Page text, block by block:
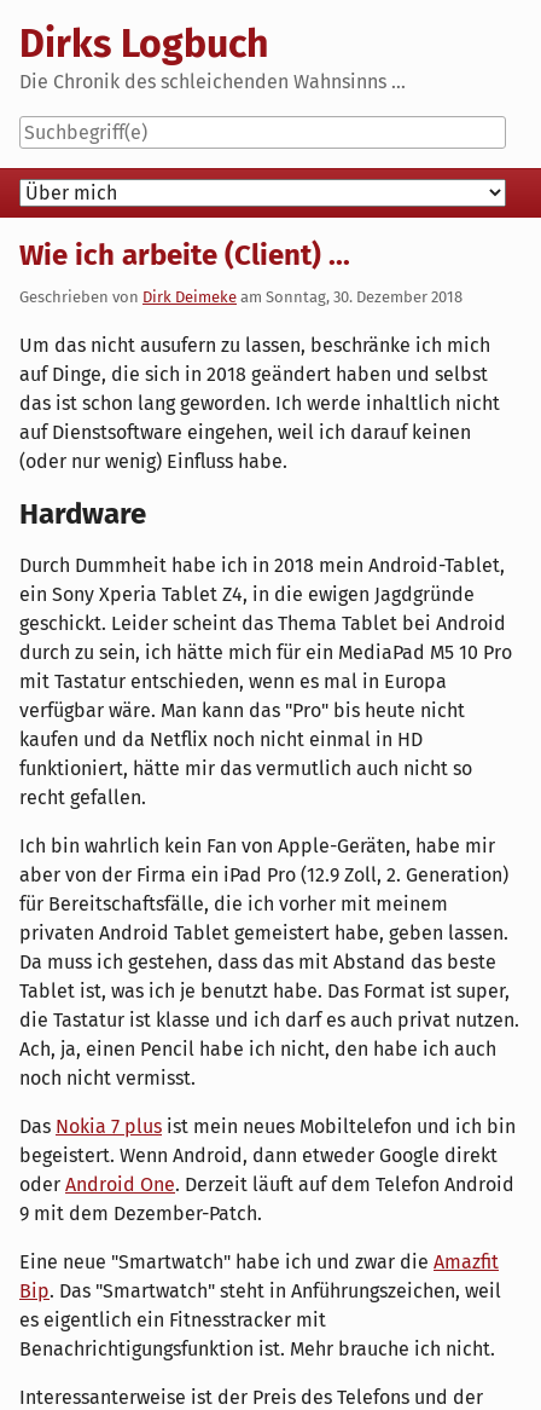
content
Dirks Logbuch
Die Chronik des schleichenden Wahnsinns ...
Navigation
Wie ich arbeite (Client) ...
Geschrieben von Dirk Deimeke am Sonntag, 30. Dezember 2018
Um das nicht ausufern zu lassen, beschränke ich mich
auf Dinge, die sich in 2018 geändert haben und selbst
das ist schon lang geworden. Ich werde inhaltlich nicht
auf Dienstsoftware eingehen, weil ich darauf keinen
(oder nur wenig) Einfluss habe.
Hardware
Durch Dummheit habe ich in 2018 mein Android-Tablet,
ein Sony Xperia Tablet Z4, in die ewigen Jagdgründe
geschickt. Leider scheint das Thema Tablet bei Android
durch zu sein, ich hätte mich für ein MediaPad M5 10 Pro
mit Tastatur entschieden, wenn es mal in Europa
verfügbar wäre. Man kann das "Pro" bis heute nicht
kaufen und da Netflix noch nicht einmal in HD
funktioniert, hätte mir das vermutlich auch nicht so
recht gefallen.
Ich bin wahrlich kein Fan von Apple-Geräten, habe mir
aber von der Firma ein iPad Pro (12.9 Zoll, 2. Generation)
für Bereitschaftsfälle, die ich vorher mit meinem
privaten Android Tablet gemeistert habe, geben lassen.
Da muss ich gestehen, dass das mit Abstand das beste
Tablet ist, was ich je benutzt habe. Das Format ist super,
die Tastatur ist klasse und ich darf es auch privat nutzen.
Ach, ja, einen Pencil habe ich nicht, den habe ich auch
noch nicht vermisst.
Das Nokia 7 plus ist mein neues Mobiltelefon und ich bin
begeistert. Wenn Android, dann etweder Google direkt
oder Android One. Derzeit läuft auf dem Telefon Android
9 mit dem Dezember-Patch.
Eine neue "Smartwatch" habe ich und zwar die Amazfit
Bip. Das "Smartwatch" steht in Anführungszeichen, weil
es eigentlich ein Fitnesstracker mit
Benachrichtigungsfunktion ist. Mehr brauche ich nicht.
Interessanterweise ist der Preis des Telefons und der